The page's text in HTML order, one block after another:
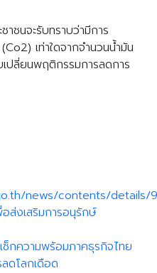
าชนจะรับทราบว่ามีการ
เท่าใดจากจำนวนน้ำมัน
เปลี่ยนพฤติกรรมการลดการ
news/contents/details/
ส่งเสริมการอนุรักษ์
กความพร้อมภาคธุรกิจไทย
ดโลกเดือด